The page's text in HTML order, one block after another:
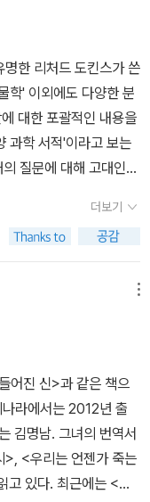
지는 까닭은 ‘일’이 벌
‘왜 어떤 일이 벌어질
면밀히 살펴보면 알겠
들 중 어느 하나도 담겨
를 말해주지 않는다. 암
을 설명해주지 않는다.
않는다. 그다지 놀랄
로 전지의 신이 그런
, 또는 사람들에게 영감
유용한 일들에 대해서
은가?”(95쪽) 도킨스
듯한 사건이 벌어졌을
하나다. 그것이 실제
나, 거짓말을 했거나,
서 부족한 점이 드러난
나 실험 결과에 맞닥
개량해 끝내 적절한 설
라거나 ‘기적’이라고 말
을 찾을 때까지는 이렇
한 리처드 도킨스가 쓴
학' 이외에도 다양한 분
대한 포괄적인 내용을
과학 서적'이라고 보는
질문에 대해 고대인들
다. 목차에서 질문으
부의 <잊혀진 질문>
질문>은 형이상학적인
하지 않기 때문에 대
가슴 뛰는 마법>은 과
을 도출한다는 차이가
이다. 주제의 범위는 동
의 구성 원소), 물리학
개의 원리, 우주 형성),
기는 원인), 신학(기적
있다. 도서의 외면적 특
, 좋은 종이 질, 많은
더보기
어진 신>과 같은 책으
라에서는 2012년 출
김명남. 그녀의 번역서
>, <우리는 언젠가 죽는
고 있다. 최근에는 <남